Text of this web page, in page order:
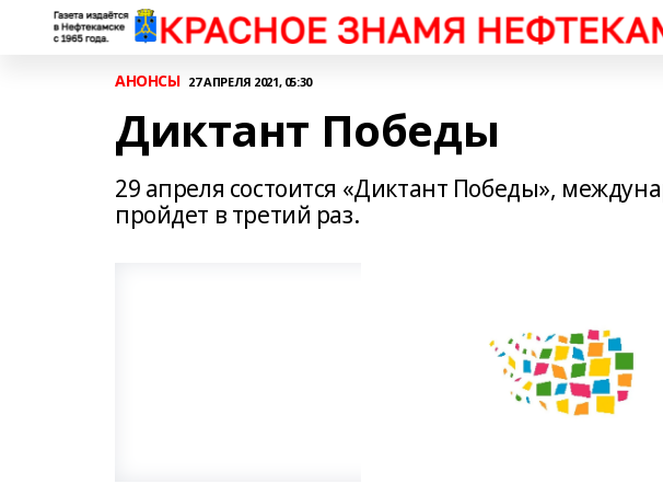
АНОНСЫ 27 АПРЕЛЯ 2021, 05:30
Диктант Победы
29 апреля состоится «Диктант Победы»,
пройдет в третий раз.